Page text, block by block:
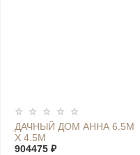
ДАЧНЫЙ ДОМ АННА 6.5М
Х 4.5М
904475 ₽